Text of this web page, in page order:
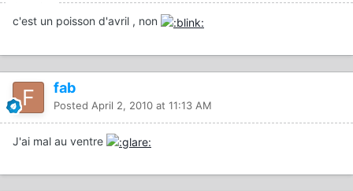
c'est un poisson d'avril , non
fab
Posted April 2, 2010 at 11:13 AM
J'ai mal au ventre